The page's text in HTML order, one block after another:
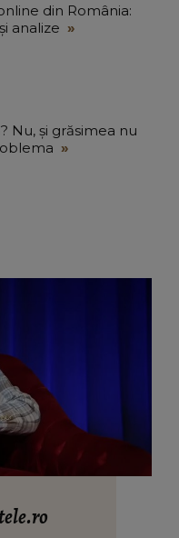
din România:
analize
Nu, și grăsimea nu